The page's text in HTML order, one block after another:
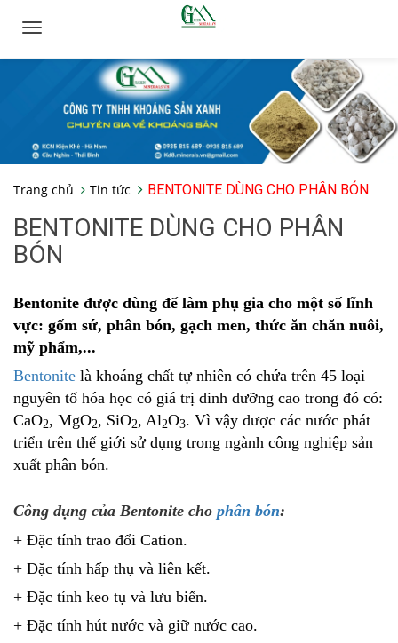
Toggle
Trang chủ Tin tức BENTONITE DÙNG CHO PHÂN BÓN
BENTONITE DÙNG CHO PHÂN
BÓN
Bentonite được dùng để làm phụ gia cho một số lĩnh
vực: gốm sứ, phân bón, gạch men, thức ăn chăn nuôi,
mỹ phẩm,...
Bentonite là khoáng chất tự nhiên có chứa trên 45 loại
nguyên tố hóa học có giá trị dinh dưỡng cao trong đó có:
CaO2, MgO2, SiO2, Al2O3. Vì vậy được các nước phát
triển trên thế giới sử dụng trong ngành công nghiệp sản
xuất phân bón.
Công dụng của Bentonite cho phân bón:
+ Đặc tính trao đổi Cation.
+ Đặc tính hấp thụ và liên kết.
+ Đặc tính keo tụ và lưu biến.
+ Đặc tính hút nước và giữ nước cao.